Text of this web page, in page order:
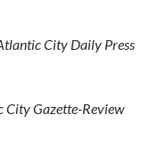
City Daily Press
City Gazette-Review